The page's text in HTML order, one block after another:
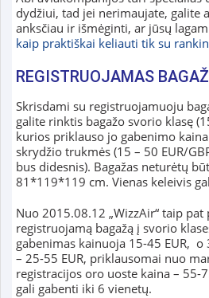
dydžiui, tad jei nerimaujate, galite
anksčiau ir išmėginti, ar jūsų
kaip praktiškai keliauti tik su
REGISTRUOJAMAS
Skrisdami su registruojamuoju
galite rinktis bagažo svorio klasę
kurios priklauso jo gabenimo
skrydžio trukmės (15 – 50 EUR/
bus didesnis). Bagažas neturėtų
81*119*119 cm. Vienas keleivis
Nuo 2015.08.12 „WizzAir“ taip
registruojamą bagažą į svorio
gabenimas kainuoja 15-45 EUR, o
– 25-55 EUR, priklausomai nuo
registracijos oro uoste kaina – 55-
gali gabenti iki 6 vienetų.